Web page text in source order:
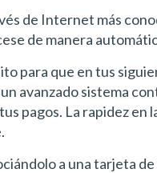
de Internet más
de manera
para que en tus
avanzado sistema
pagos. La rapidez en
a una tarjeta